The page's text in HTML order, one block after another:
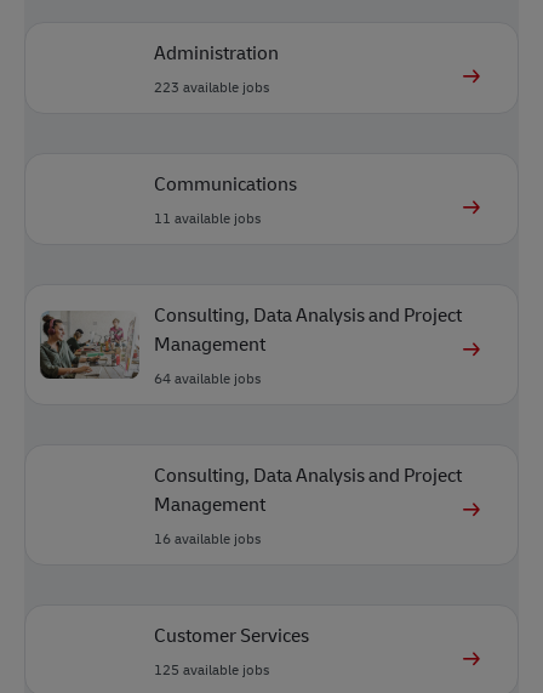
Administration
223 available jobs
Communications
11 available jobs
Consulting, Data Analysis and Project
Management
64available jobs
Consulting, Data Analysis and Project
Management
16available jobs
Customer Services
125 available jobs